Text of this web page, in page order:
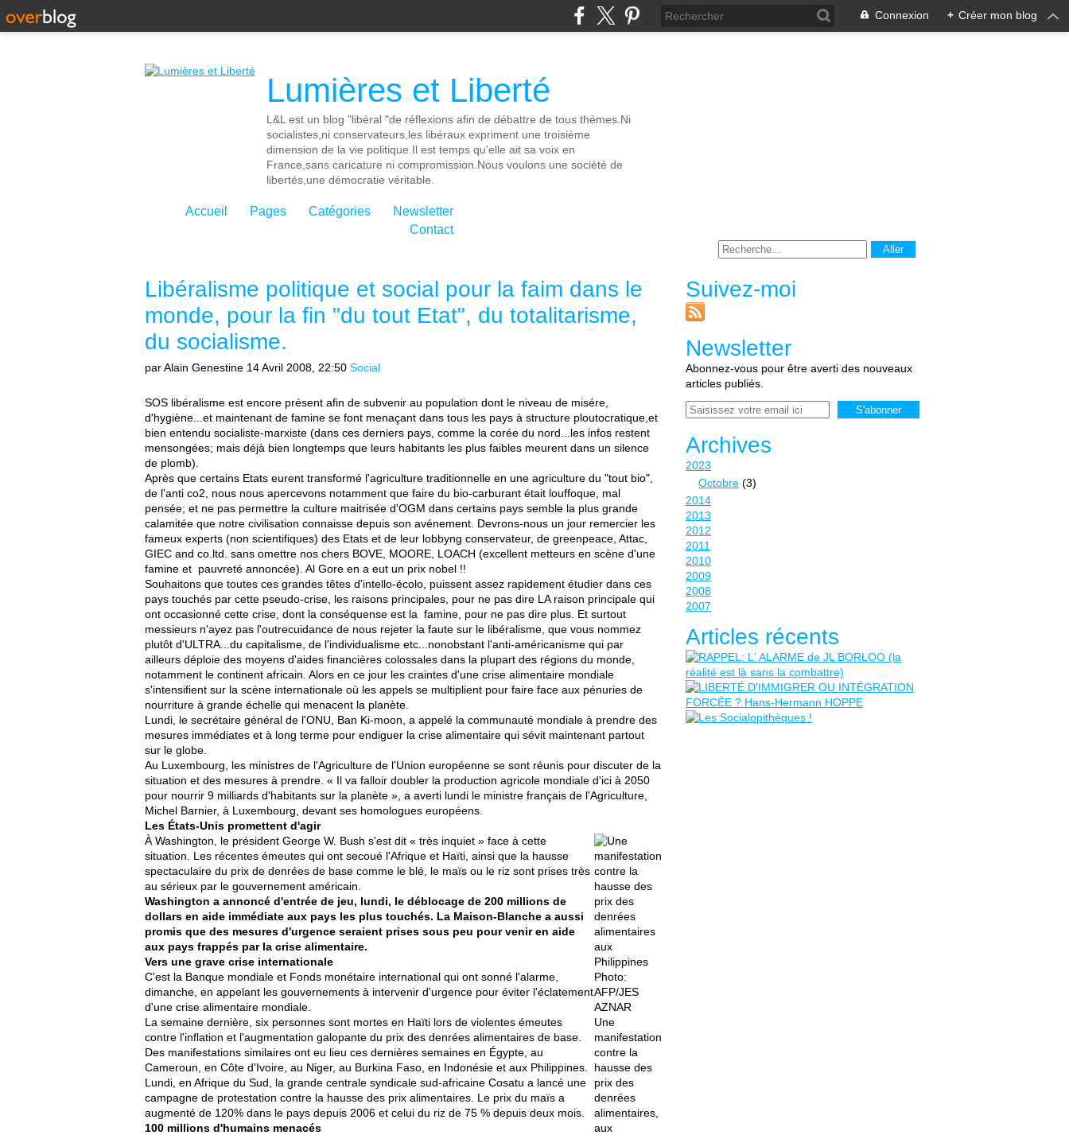
Connexion + Créer mon blog
Lumières et Liberté
L&L est un blog "libéral "de réflexions afin de débattre de tous thèmes.Ni
socialistes,ni conservateurs,les libéraux expriment une troisième
dimension de la vie politique.Il est temps qu'elle ait sa voix en
France,sans caricature ni compromission.Nous voulons une socièté de
libertés,une démocratie véritable.
Accueil Pages Catégories
Newsletter
Contact
Libéralisme politique et social pour la faim dans le
monde, pour la fin "du tout Etat", du totalitarisme,
du socialisme.
par Alain Genestine 14 Avril 2008, 22:50 Social
SOS libéralisme est encore présent afin de subvenir au population dont le niveau de misére,
d'hygiène...et maintenant de famine se font menaçant dans tous les pays à structure ploutocratique,et
bien entendu socialiste-marxiste (dans ces derniers pays, comme la corée du nord...les infos restent
mensongées; mais déjà bien longtemps que leurs habitants les plus faibles meurent dans un silence
de plomb).
Après que certains Etats eurent transformé l'agriculture traditionnelle en une agriculture du "tout bio",
de l'anti co2, nous nous apercevons notamment que faire du bio-carburant était louffoque, mal
pensée; et ne pas permettre la culture maitrisée d'OGM dans certains pays semble la plus grande
calamitée que notre civilisation connaisse depuis son avénement. Devrons-nous un jour remercier les
fameux experts (non scientifiques) des Etats et de leur lobbyng conservateur, de greenpeace, Attac,
GIEC and co.ltd. sans omettre nos chers BOVE, MOORE, LOACH (excellent metteurs en scène d'une
famine et pauvreté annoncée). Al Gore en a eut un prix nobel !!
Souhaitons que toutes ces grandes têtes d'intello-écolo, puissent assez rapidement étudier dans ces
pays touchés par cette pseudo-crise, les raisons principales, pour ne pas dire LA raison principale qui
ont occasionné cette crise, dont la conséquense est la famine, pour ne pas dire plus. Et surtout
messieurs n'ayez pas l'outrecuidance de nous rejeter la faute sur le libéralisme, que vous nommez
plutôt d'ULTRA...du capitalisme, de l'individualisme etc...nonobstant l'anti-américanisme qui par
ailleurs déploie des moyens d'aides financières colossales dans la plupart des régions du monde,
notamment le continent africain. Alors en ce jour les craintes d'une crise alimentaire mondiale
s'intensifient sur la scène internationale où les appels se multiplient pour faire face aux pénuries de
nourriture à grande échelle qui menacent la planète.
Lundi, le secrétaire général de l'ONU, Ban Ki-moon, a appelé la communauté mondiale à prendre des
mesures immédiates et à long terme pour endiguer la crise alimentaire qui sévit maintenant partout
sur le globe.
Au Luxembourg, les ministres de l'Agriculture de l'Union européenne se sont réunis pour discuter de la
situation et des mesures à prendre. « Il va falloir doubler la production agricole mondiale d'ici à 2050
pour nourrir 9 milliards d'habitants sur la planète », a averti lundi le ministre français de l'Agriculture,
Michel Barnier, à Luxembourg, devant ses homologues européens.
Les États-Unis promettent d'agir
Photo:
AFP/JES
AZNAR
Une
manifestation
contre la
hausse des
prix des
denrées
alimentaires,
aux
À Washington, le président George W. Bush s'est dit « très inquiet » face à cette
situation. Les récentes émeutes qui ont secoué l'Afrique et Haïti, ainsi que la hausse
spectaculaire du prix de denrées de base comme le blé, le maïs ou le riz sont prises très
au sérieux par le gouvernement américain.
Washington a annoncé d'entrée de jeu, lundi, le déblocage de 200 millions de
dollars en aide immédiate aux pays les plus touchés. La Maison-Blanche a aussi
promis que des mesures d'urgence seraient prises sous peu pour venir en aide
aux pays frappés par la crise alimentaire.
Vers une grave crise internationale
C'est la Banque mondiale et Fonds monétaire international qui ont sonné l'alarme,
dimanche, en appelant les gouvernements à intervenir d'urgence pour éviter l'éclatement
d'une crise alimentaire mondiale.
La semaine dernière, six personnes sont mortes en Haïti lors de violentes émeutes
contre l'inflation et l'augmentation galopante du prix des denrées alimentaires de base.
Des manifestations similaires ont eu lieu ces dernières semaines en Égypte, au
Cameroun, en Côte d'Ivoire, au Niger, au Burkina Faso, en Indonésie et aux Philippines.
Lundi, en Afrique du Sud, la grande centrale syndicale sud-africaine Cosatu a lancé une
campagne de protestation contre la hausse des prix alimentaires. Le prix du maïs a
augmenté de 120% dans le pays depuis 2006 et celui du riz de 75 % depuis deux mois.
100 millions d'humains menacés
Suivez-moi
Newsletter
Abonnez-vous pour être averti des nouveaux
articles publiés.
Email
Archives
2023
Octobre (3)
2014
2013
2012
2011
2010
2009
2008
2007
Articles récents